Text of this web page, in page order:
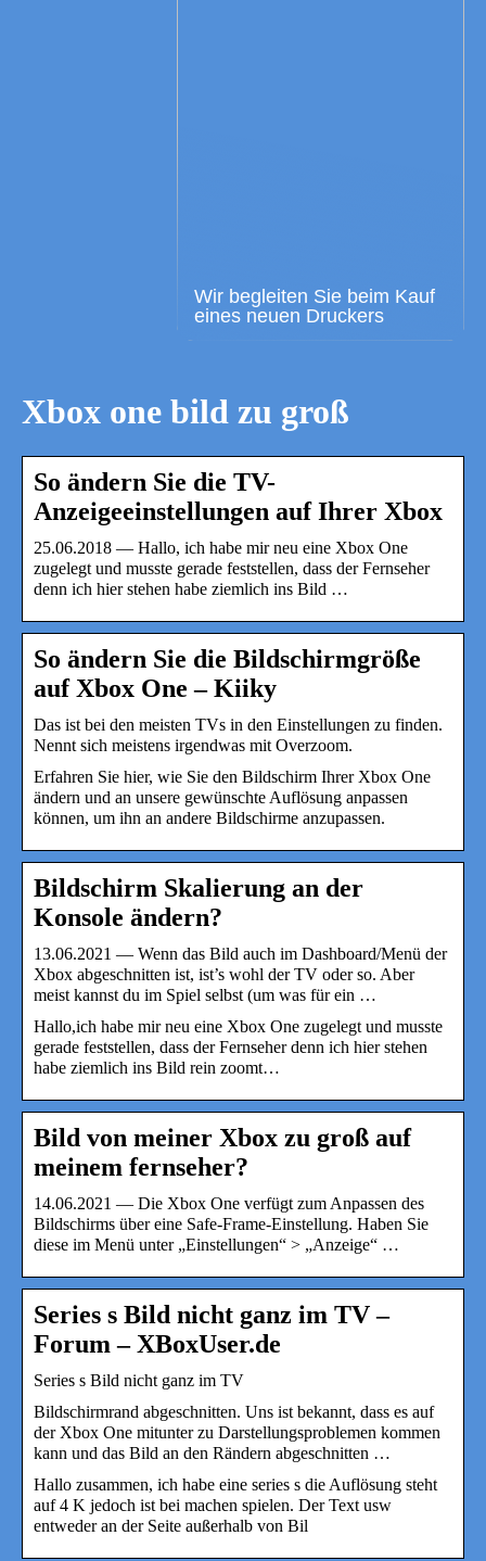
Wir begleiten Sie beim Kauf
eines neuen Druckers
Xbox one bild zu groß
So ändern Sie die TV-
Anzeigeeinstellungen auf Ihrer Xbox
25.06.2018 — Hallo, ich habe mir neu eine Xbox One
zugelegt und musste gerade feststellen, dass der Fernseher
denn ich hier stehen habe ziemlich ins Bild …
So ändern Sie die Bildschirmgröße
auf Xbox One – Kiiky
Das ist bei den meisten TVs in den Einstellungen zu finden.
Nennt sich meistens irgendwas mit Overzoom.
Erfahren Sie hier, wie Sie den Bildschirm Ihrer Xbox One
ändern und an unsere gewünschte Auflösung anpassen
können, um ihn an andere Bildschirme anzupassen.
Bildschirm Skalierung an der
Konsole ändern?
13.06.2021 — Wenn das Bild auch im Dashboard/Menü der
Xbox abgeschnitten ist, ist’s wohl der TV oder so. Aber
meist kannst du im Spiel selbst (um was für ein …
Hallo,ich habe mir neu eine Xbox One zugelegt und musste
gerade feststellen, dass der Fernseher denn ich hier stehen
habe ziemlich ins Bild rein zoomt…
Bild von meiner Xbox zu groß auf
meinem fernseher?
14.06.2021 — Die Xbox One verfügt zum Anpassen des
Bildschirms über eine Safe-Frame-Einstellung. Haben Sie
diese im Menü unter „Einstellungen“ > „Anzeige“ …
Series s Bild nicht ganz im TV –
Forum – XBoxUser.de
Series s Bild nicht ganz im TV
Bildschirmrand abgeschnitten. Uns ist bekannt, dass es auf
der Xbox One mitunter zu Darstellungsproblemen kommen
kann und das Bild an den Rändern abgeschnitten …
Hallo zusammen, ich habe eine series s die Auflösung steht
auf 4 K jedoch ist bei machen spielen. Der Text usw
entweder an der Seite außerhalb von Bil